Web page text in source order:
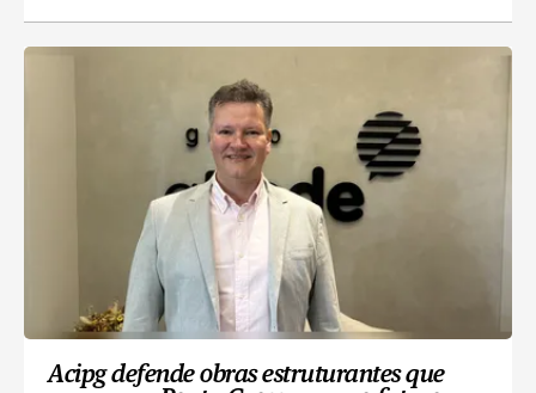
Acipg defende obras estruturantes que